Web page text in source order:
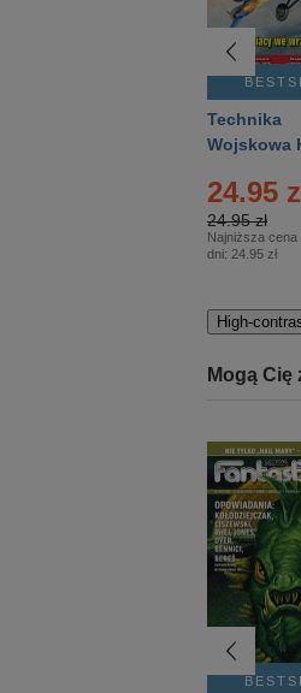
Technika
Wojskowa
24.95
24.95 zł
Najniższa
dni: 24.95 zł
High-
Mogą Cię